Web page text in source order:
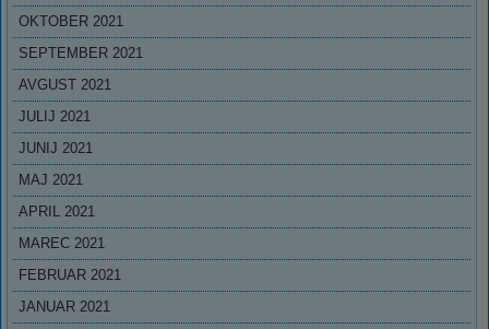
OKTOBER 2021
SEPTEMBER 2021
AVGUST 2021
JULIJ 2021
JUNIJ 2021
MAJ 2021
APRIL 2021
MAREC 2021
FEBRUAR 2021
JANUAR 2021